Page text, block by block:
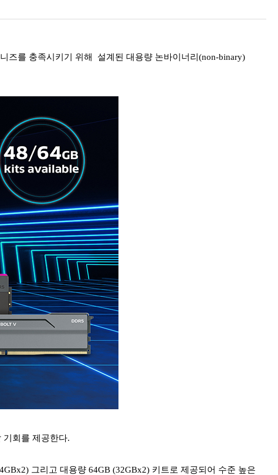
즈를 충족시키기 위해 설계된 대용량 논바이너리(non-binary)
기회를 제공한다.
그리고 대용량 64GB (32GBx2) 키트로 제공되어 수준 높은